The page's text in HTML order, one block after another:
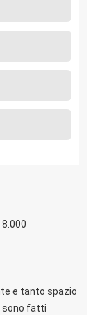
e tanto spazio
sono fatti